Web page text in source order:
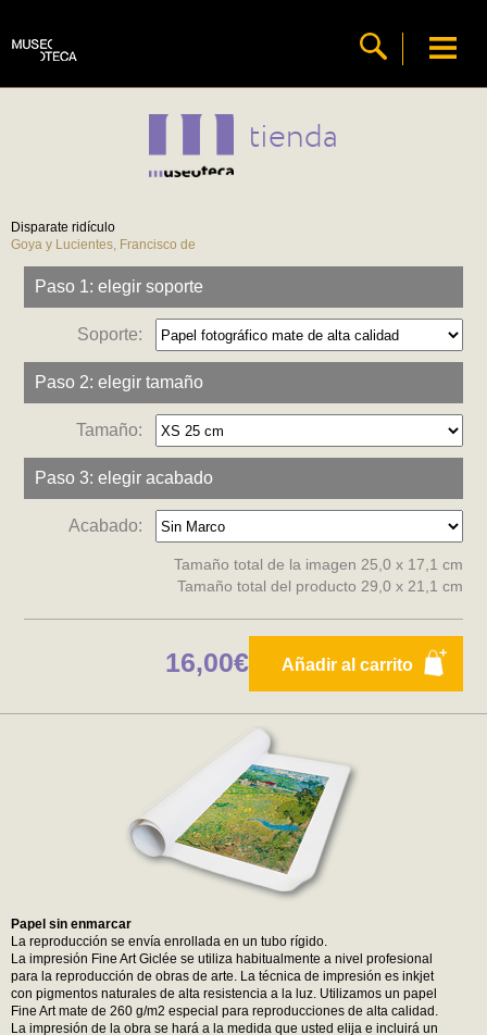
tienda
Disparate ridículo
Goya y Lucientes, Francisco de
Paso 1: elegir soporte
Soporte:
Paso 2: elegir tamaño
Tamaño:
Paso 3: elegir acabado
Acabado:
Tamaño total de la imagen 25,0 x 17,1 cm
Tamaño total del producto 29,0 x 21,1 cm
Añadir al carrito
16,00€
Papel sin enmarcar
La reproducción se envía enrollada en un tubo rígido.
La impresión Fine Art Giclée se utiliza habitualmente a nivel profesional
para la reproducción de obras de arte. La técnica de impresión es inkjet
con pigmentos naturales de alta resistencia a la luz. Utilizamos un papel
Fine Art mate de 260 g/m2 especial para reproducciones de alta calidad.
La impresión de la obra se hará a la medida que usted elija e incluirá un